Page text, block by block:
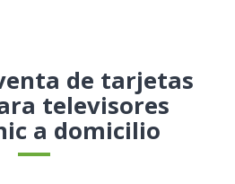
de tarjetas
televisores
a domicilio